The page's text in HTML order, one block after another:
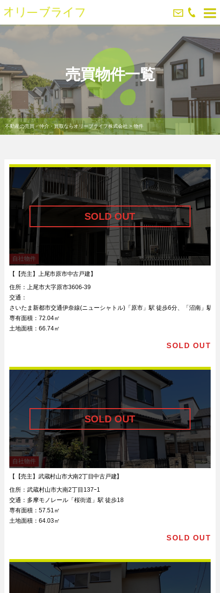
売買物件一覧
不動産の売買・仲介・買取ならオリーブライフ株式会社 >物件
自社物件
【【売主】上尾市原市中古戸建】
住所： 上尾市大字原市3606-39
交通：
さいたま新都市交通伊奈線(ニューシャトル)「原市」駅 徒歩6分、「沼南」駅
専有面積： 72.04㎡
土地面積： 66.74㎡
SOLD OUT
自社物件
【【売主】武蔵村山市大南2丁目中古戸建】
住所： 武蔵村山市大南2丁目137ｰ1
交通： 多摩モノレール「桜街道」駅 徒歩18
専有面積： 57.51㎡
土地面積： 64.03㎡
SOLD OUT